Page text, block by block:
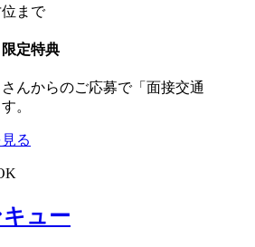
位まで
定特典
んからのご応募で「面接交通
。
る
ュー